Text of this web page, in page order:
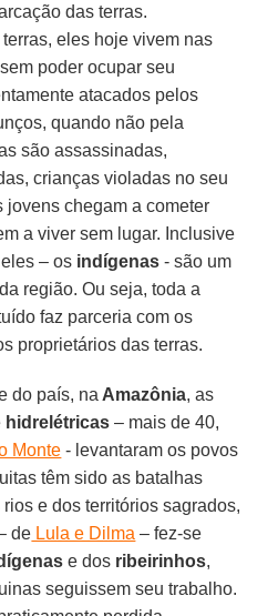
das terras.
eles hoje vivem nas
poder ocupar seu
atacados pelos
quando não pela
são assassinadas,
crianças violadas no seu
jovens chegam a cometer
a viver sem lugar. Inclusive
– os indígenas - são um
região. Ou seja, toda a
faz parceria com os
proprietários das terras.
do país, na Amazônia, as
hidrelétricas – mais de 40,
Monte - levantaram os povos
têm sido as batalhas
e dos territórios sagrados,
de Lula e Dilma – fez-se
e dos ribeirinhos,
seguissem seu trabalho.